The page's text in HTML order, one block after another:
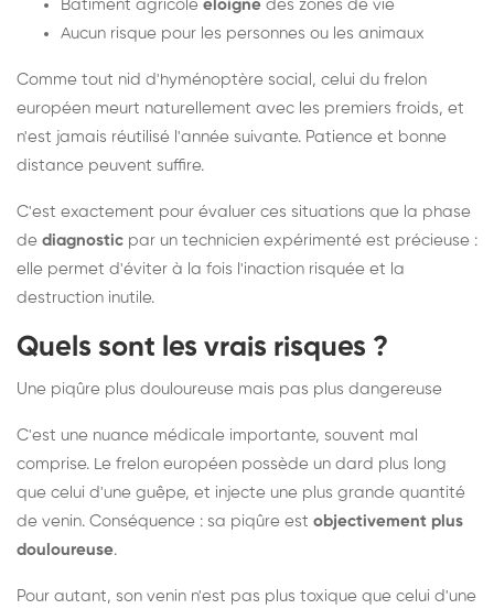
Bâtiment agricole éloigné des zones de vie
Aucun risque pour les personnes ou les animaux
Comme tout nid d'hyménoptère social, celui du frelon
européen meurt naturellement avec les premiers froids, et
n'est jamais réutilisé l'année suivante. Patience et bonne
distance peuvent suffire.
C'est exactement pour évaluer ces situations que la phase
de diagnostic par un technicien expérimenté est précieuse :
elle permet d'éviter à la fois l'inaction risquée et la
destruction inutile.
Quels sont les vrais risques ?
Une piqûre plus douloureuse mais pas plus dangereuse
C'est une nuance médicale importante, souvent mal
comprise. Le frelon européen possède un dard plus long
que celui d'une guêpe, et injecte une plus grande quantité
de venin. Conséquence : sa piqûre est objectivement plus
douloureuse.
Pour autant, son venin n'est pas plus toxique que celui d'une